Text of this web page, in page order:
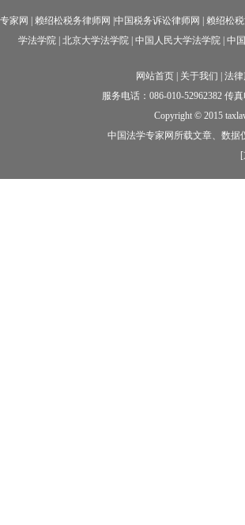
家网 赖绍松税务律师网 |中国税务诉讼律师网
赖绍松
学法学院 北京大学法学院| 中国人民大学法学院 中
网站首页 关于我们
法
服务电话：086-010-52962382 传
Copyright © 2015
中国法学专家网所载文章、数据